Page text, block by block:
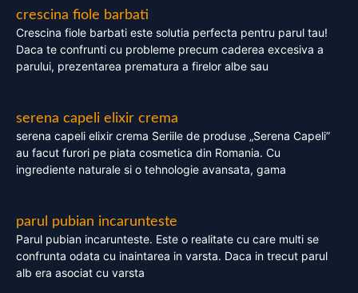
crescina fiole barbati
Crescina fiole barbati este solutia perfecta pentru parul tau!
Daca te confrunti cu probleme precum caderea excesiva a
parului, prezentarea prematura a firelor albe sau
serena capeli elixir crema
serena capeli elixir crema Seriile de produse „Serena Capeli”
au facut furori pe piata cosmetica din Romania. Cu
ingrediente naturale si o tehnologie avansata, gama
parul pubian incarunteste
Parul pubian incarunteste. Este o realitate cu care multi se
confrunta odata cu inaintarea in varsta. Daca in trecut parul
alb era asociat cu varsta